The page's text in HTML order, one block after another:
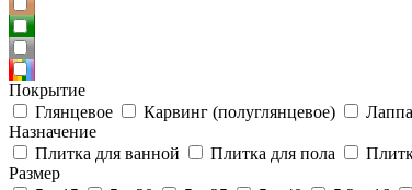
Покрытие
Глянцевое
Карвинг (полуглянцевое)
Назначение
Плитка для ванной
Плитка для пола
Размер